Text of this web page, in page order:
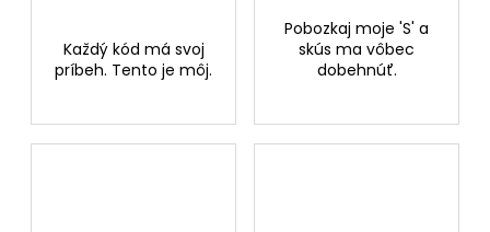
Každý kód má svoj
príbeh. Tento je môj.
Pobozkaj moje 'S' a
skús ma vôbec
dobehnúť.